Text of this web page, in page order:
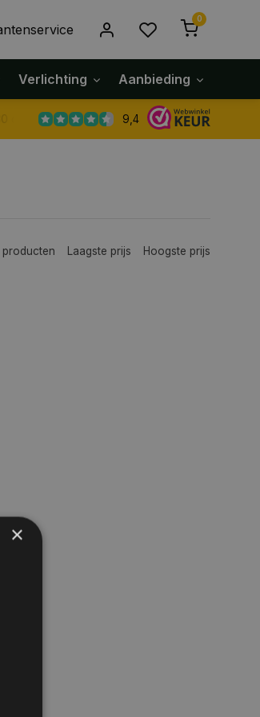
0
Verlichting Aanbieding
retour sturen. 9,4
producten Laagste prijs Hoogste prijs
×